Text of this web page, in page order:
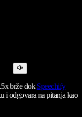
brže dokSpeechify
i odgovara na pitanja kao